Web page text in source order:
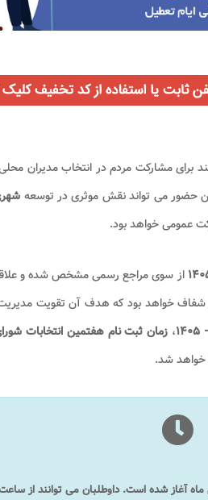
برای مشارکت مردم در انتخاب مدیران
این حضور می‌ تواند نقش موثری در توسعه
عمومی خواهد بود.
از سوی مراجع رسمی مشخص شده و
شفاف خواهد بود که هدف آن تقویت
، زمان ثبت نام هفتمین انتخابات
خواهد شد.